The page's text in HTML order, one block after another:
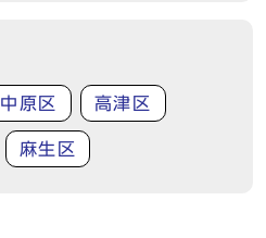
中原区 高津区
麻生区